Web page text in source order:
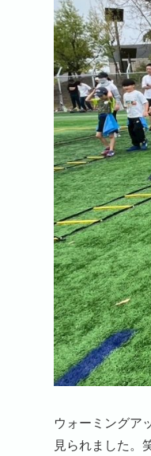
ウォーミングア
見られました。